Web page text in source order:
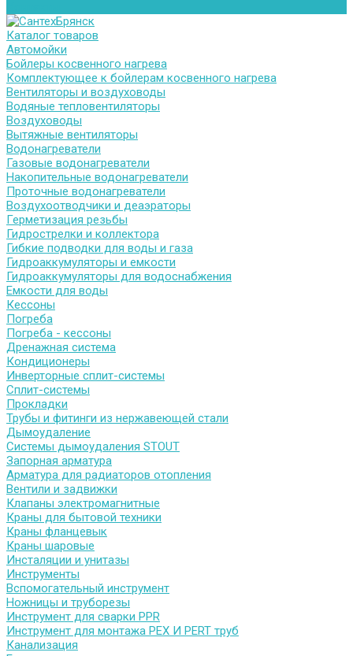
Каталог товаров
Автомойки
Бойлеры косвенного нагрева
Комплектующее к бойлерам косвенного нагрева
Вентиляторы и воздуховоды
Водяные тепловентиляторы
Воздуховоды
Вытяжные вентиляторы
Водонагреватели
Газовые водонагреватели
Накопительные водонагреватели
Проточные водонагреватели
Воздухоотводчики и деаэраторы
Герметизация резьбы
Гидрострелки и коллектора
Гибкие подводки для воды и газа
Гидроаккумуляторы и емкости
Гидроаккумуляторы для водоснабжения
Емкости для воды
Кессоны
Погреба
Погреба - кессоны
Дренажная система
Кондиционеры
Инверторные сплит-системы
Сплит-системы
Прокладки
Трубы и фитинги из нержавеющей стали
Дымоудаление
Системы дымоудаления STOUT
Запорная арматура
Арматура для радиаторов отопления
Вентили и задвижки
Клапаны электромагнитные
Краны для бытовой техники
Краны фланцевык
Краны шаровые
Инсталяции и унитазы
Инструменты
Вспомогательный инструмент
Ножницы и труборезы
Инструмент для сварки PPR
Инструмент для монтажа PEX И PERT труб
Канализация